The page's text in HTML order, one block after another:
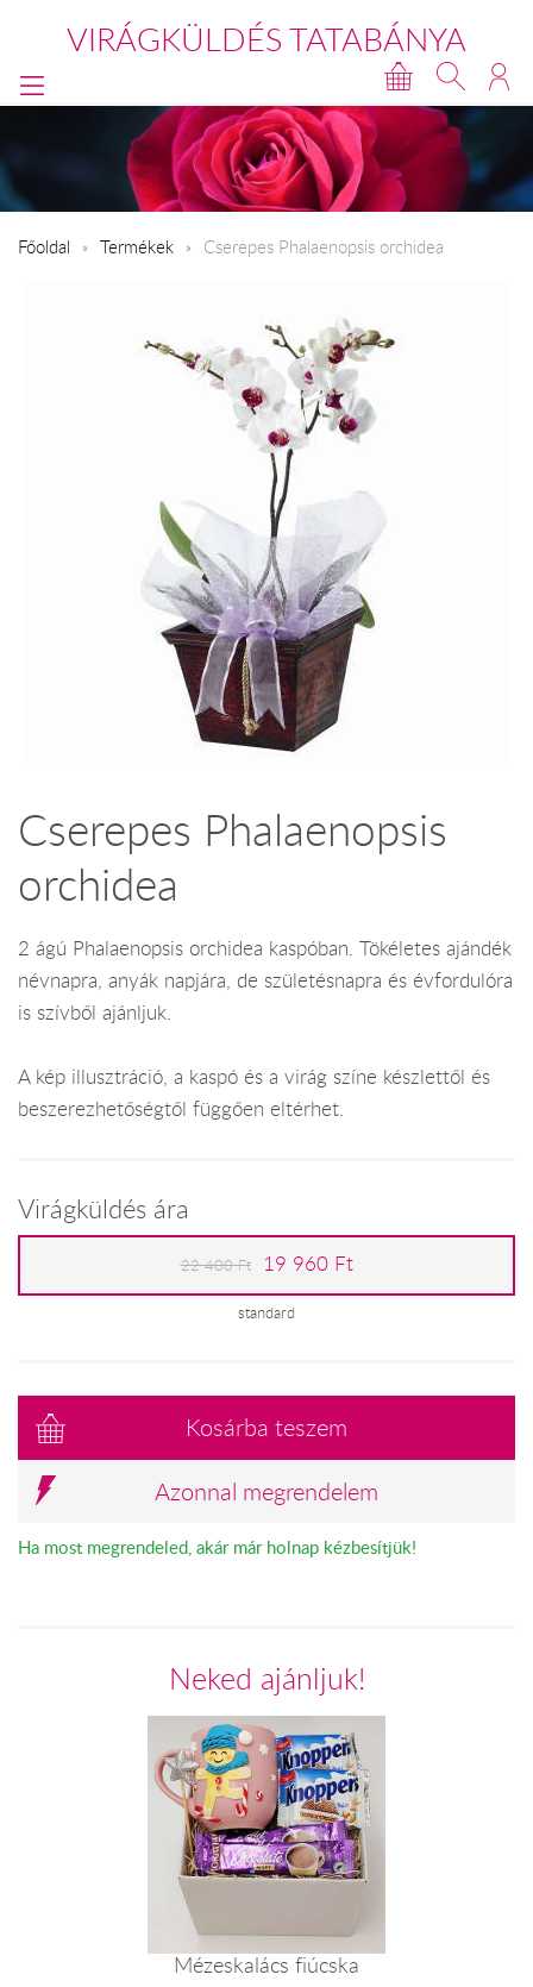
VIRÁGKÜLDÉS TATABÁNYA
Főoldal Termékek Cserepes Phalaenopsis orchidea
Cserepes Phalaenopsis
orchidea
2 ágú Phalaenopsis orchidea kaspóban. Tökéletes ajándék
névnapra, anyák napjára, de születésnapra és évfordulóra
is szívből ajánljuk.
A kép illusztráció, a kaspó és a virág színe készlettől és
beszerezhetőségtől függően eltérhet.
Virágküldés ára
22 400 Ft 19 960 Ft
standard
Kosárba teszem
Azonnal megrendelem
Ha most megrendeled, akár már holnap kézbesítjük!
Neked ajánljuk!
Mézeskalács fiúcska